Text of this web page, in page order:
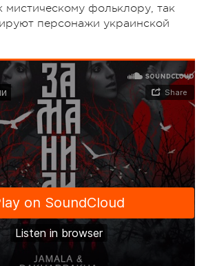
мистическому фольклору, так
персонажи украинской